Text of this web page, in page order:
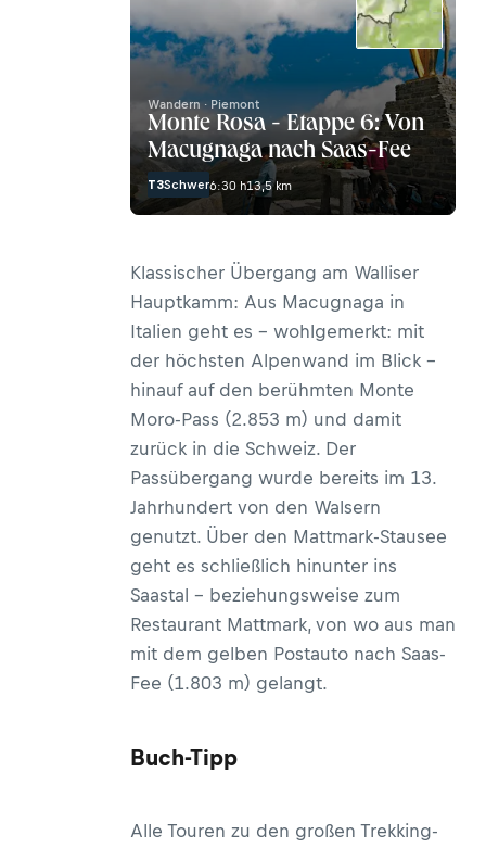
Wandern · Piemont
Monte Rosa - Etappe 6: Von
Macugnaga nach Saas-Fee
T3Schwer6:30 h13,5 km
Klassischer Übergang am Walliser
Hauptkamm: Aus Macugnaga in
Italien geht es – wohlgemerkt: mit
der höchsten Alpenwand im Blick –
hinauf auf den berühmten Monte
Moro-Pass (2.853 m) und damit
zurück in die Schweiz. Der
Passübergang wurde bereits im 13.
Jahrhundert von den Walsern
genutzt. Über den Mattmark-Stausee
geht es schließlich hinunter ins
Saastal – beziehungsweise zum
Restaurant Mattmark, von wo aus man
mit dem gelben Postauto nach Saas-
Fee (1.803 m) gelangt.
Buch-Tipp
Alle Touren zu den großen Trekking-